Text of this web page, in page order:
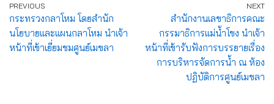
PREVIOUS
กระทรวงกลาโหม โดยสำนัก
นโยบายและแผนกลาโหม นำเจ้า
หน้าที่เข้าเยี่ยมชมศูนย์เมขลา
NEXT
สำนักงานเลขาธิการคณะ
กรรมาธิการแม่น้ำโขง นำเจ้า
หน้าที่เข้ารับฟังการบรรยายเรื่อง
การบริหารจัดการน้ำ ณ ห้อง
ปฏิบัติการศูนย์เมขลา